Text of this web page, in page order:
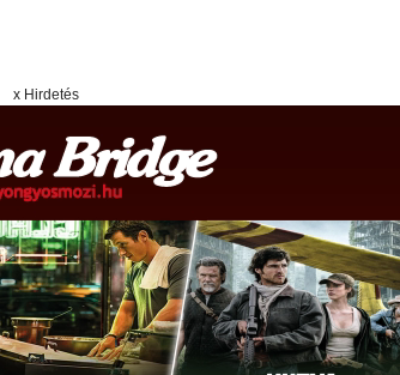
x Hirdetés